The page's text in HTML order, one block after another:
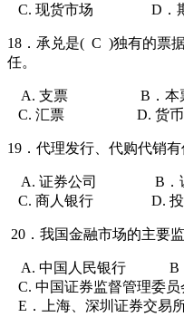
C. 现货市场
D．
18．承兑是( C )独有的票
任。
A. 支票
B．本
C. 汇票
D. 货
19．代理发行、代购代销
A. 证券公司
B．
C. 商人银行
D.
20．我国金融市场的主要
A. 中国人民银行
B
C. 中国证券监督管理委员
E．上海、深圳证券交易